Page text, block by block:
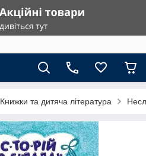
Книжки та дитяча література